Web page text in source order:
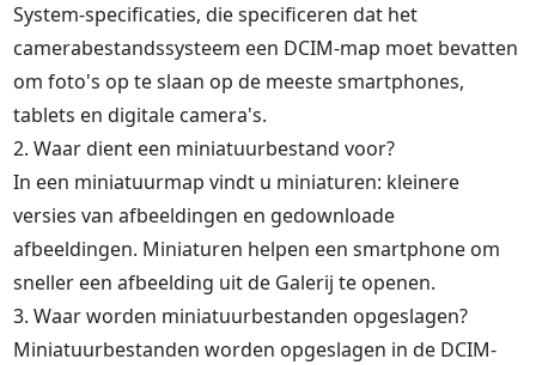
System-specificaties, die specificeren dat het
camerabestandssysteem een DCIM-map moet bevatten
om foto's op te slaan op de meeste smartphones,
tablets en digitale camera's.
2. Waar dient een miniatuurbestand voor?
In een miniatuurmap vindt u miniaturen: kleinere
versies van afbeeldingen en gedownloade
afbeeldingen. Miniaturen helpen een smartphone om
sneller een afbeelding uit de Galerij te openen.
3. Waar worden miniatuurbestanden opgeslagen?
Miniatuurbestanden worden opgeslagen in de DCIM-